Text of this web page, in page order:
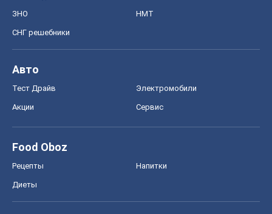
ЗНО НМТ
СНГ решебники
Авто
Тест Драйв Электромобили
Акции Сервис
Food Oboz
Рецепты Напитки
Диеты